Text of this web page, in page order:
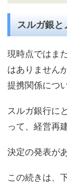
スルガ銀と
現時点ではま
はありません
提携関係につ
スルガ銀行に
って、経営再
決定の発表が
この続きは、